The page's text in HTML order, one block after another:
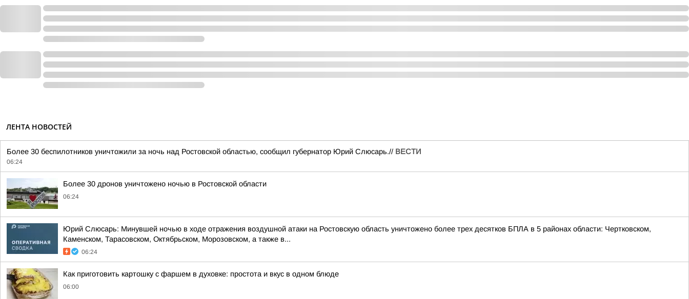
ЛЕНТА НОВОСТЕЙ
Более 30 беспилотников уничтожили за ночь над Ростовской областью, сообщил губернатор Юрий Слюсарь.// ВЕСТИ
06:24
Более 30 дронов уничтожено ночью в Ростовской области
06:24
Юрий Слюсарь: Минувшей ночью в ходе отражения воздушной атаки на Ростовскую область уничтожено более трех десятков БПЛА в 5 районах области: Чертковском,
Каменском, Тарасовском, Октябрьском, Морозовском, а также в...
06:24
Как приготовить картошку с фаршем в духовке: простота и вкус в одном блюде
06:00